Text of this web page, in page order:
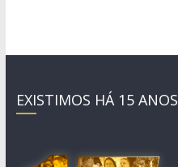
EXISTIMOS HÁ 15 ANOS